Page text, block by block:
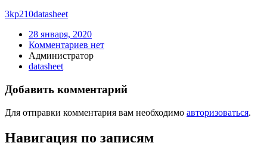
3kp210datasheet
28 января, 2020
Комментариев нет
Администратор
datasheet
Добавить комментарий
Для отправки комментария вам необходимо авторизоваться.
Навигация по записям